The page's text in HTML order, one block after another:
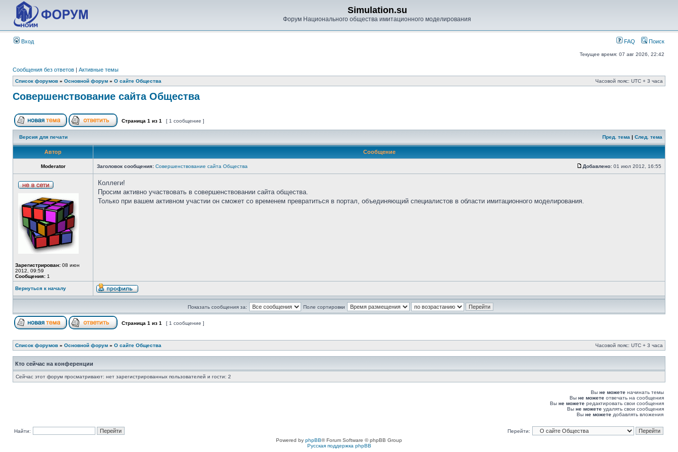
Simulation.su
Форум Национального общества имитационного моделирования
Вход FAQ Поиск
Текущее время: 07 авг 2026, 22:42
Сообщения без ответов | Активные темы
Список форумов » Основной форум » О сайте Общества Часовой пояс: UTC + 3 часа
Совершенствование сайта Общества
Страница 1 из 1 [ 1 сообщение ]
Версия для печати Пред. тема | След. тема
Автор Сообщение
Moderator Заголовок сообщения: Совершенствование сайта Общества Добавлено: 01 июл 2012, 16:55
Зарегистрирован: 08 июн
2012, 09:59
Сообщения: 1
Коллеги!
Просим активно участвовать в совершенствовании сайта общества.
Только при вашем активном участии он сможет со временем превратиться в портал, объединяющий специалистов в области имитационного моделирования.
Вернуться к началу
Показать сообщения за: Поле сортировки
Страница 1 из 1 [ 1 сообщение ]
Список форумов » Основной форум » О сайте Общества Часовой пояс: UTC + 3 часа
Кто сейчас на конференции
Сейчас этот форум просматривают: нет зарегистрированных пользователей и гости: 2
Вы не можете начинать темы
Вы не можете отвечать на сообщения
Вы не можете редактировать свои сообщения
Вы не можете удалять свои сообщения
Вы не можете добавлять вложения
Найти:
Перейти:
Powered by phpBB® Forum Software © phpBB Group
Русская поддержка phpBB